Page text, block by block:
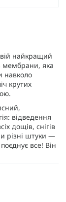
найкращий
мембрани, яка
навколо
крутих
відведення
дощів, снігів
різні штуки —
поєднує все! Він
зберігати
дасть дощу
намагається